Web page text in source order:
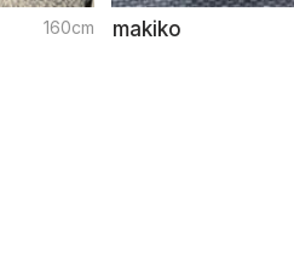
160cm makiko